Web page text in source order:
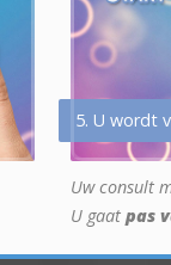
5. U wordt
Uw consult
U gaat pas